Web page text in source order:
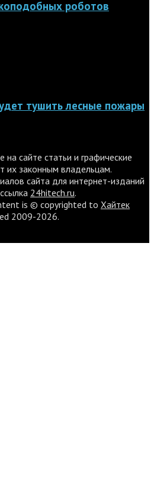
роботов
тушить лесные пожары
сайте статьи и графические
их законным владельцам.
сайта для интернет-изданий
24hitech.ru.
is © copyrighted to Хайтек
2009-2026.